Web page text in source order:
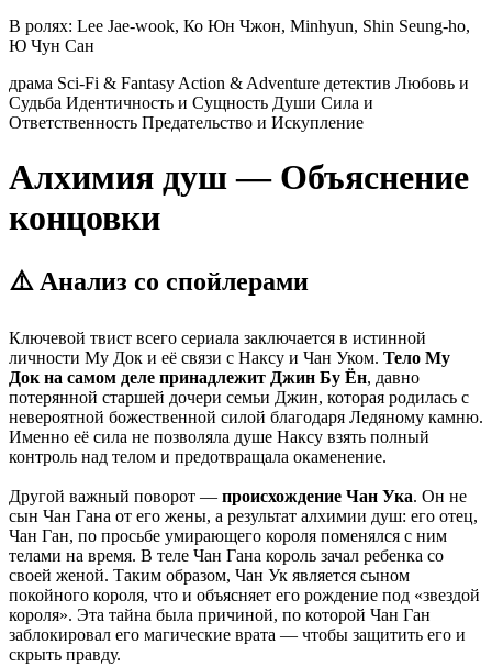
В ролях: Lee Jae-wook, Ко Юн Чжон, Minhyun, Shin Seung-ho,
Ю Чун Сан
драма Sci-Fi & Fantasy Action & Adventure детектив Любовь и
Судьба Идентичность и Сущность Души Сила и
Ответственность Предательство и Искупление
Алхимия душ — Объяснение
концовки
⚠️ Анализ со спойлерами
Ключевой твист всего сериала заключается в истинной
личности Му Док и её связи с Наксу и Чан Уком. Тело Му
Док на самом деле принадлежит Джин Бу Ён, давно
потерянной старшей дочери семьи Джин, которая родилась с
невероятной божественной силой благодаря Ледяному камню.
Именно её сила не позволяла душе Наксу взять полный
контроль над телом и предотвращала окаменение.
Другой важный поворот — происхождение Чан Ука. Он не
сын Чан Гана от его жены, а результат алхимии душ: его отец,
Чан Ган, по просьбе умирающего короля поменялся с ним
телами на время. В теле Чан Гана король зачал ребенка со
своей женой. Таким образом, Чан Ук является сыном
покойного короля, что и объясняет его рождение под «звездой
короля». Эта тайна была причиной, по которой Чан Ган
заблокировал его магические врата — чтобы защитить его и
скрыть правду.